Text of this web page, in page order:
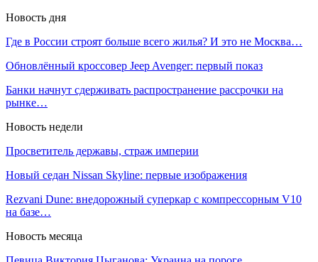
Новость дня
Где в России строят больше всего жилья? И это не Москва…
Обновлённый кроссовер Jeep Avenger: первый показ
Банки начнут сдерживать распространение рассрочки на
рынке…
Новость недели
Просветитель державы, cтраж империи
Новый седан Nissan Skyline: первые изображения
Rezvani Dune: внедорожный суперкар с компрессорным V10
на базе…
Новость месяца